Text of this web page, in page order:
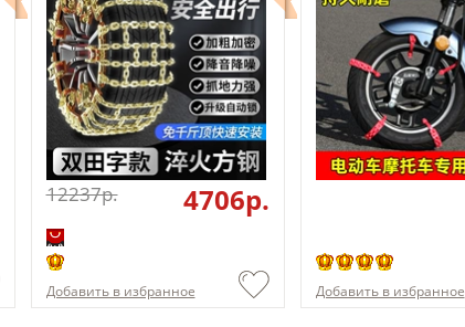
12237p. 4706p.
Добавить в избранное Добавить в избранное